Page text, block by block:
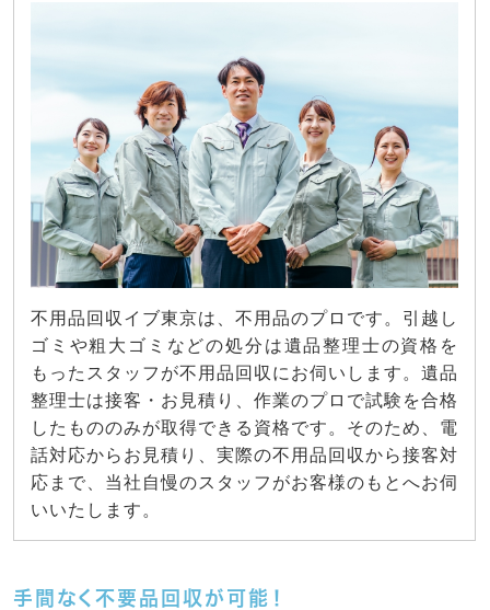
不用品回収イブ東京は、不用品のプロです。引越し
ゴミや粗大ゴミなどの処分は遺品整理士の資格を
もったスタッフが不用品回収にお伺いします。遺品
整理士は接客・お見積り、作業のプロで試験を合格
したもののみが取得できる資格です。そのため、電
話対応からお見積り、実際の不用品回収から接客対
応まで、当社自慢のスタッフがお客様のもとへお伺
いいたします。
手間なく不要品回収が可能！